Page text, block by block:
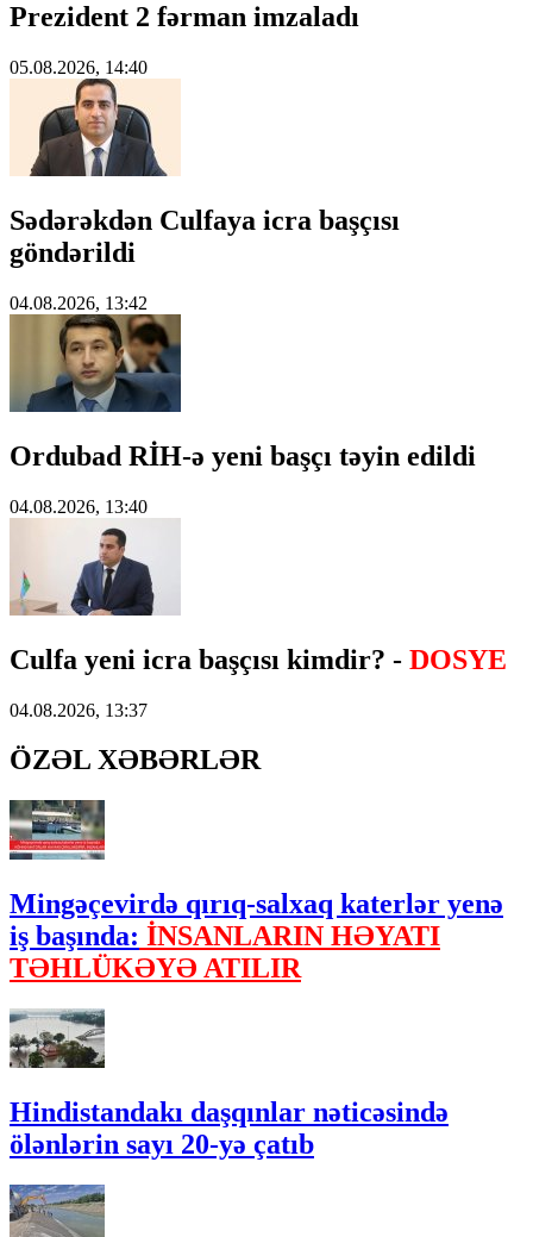
Prezident 2 fərman imzaladı
05.08.2026, 14:40
Sədərəkdən Culfaya icra başçısı
göndərildi
04.08.2026, 13:42
Ordubad RİH-ə yeni başçı təyin edildi
04.08.2026, 13:40
Culfa yeni icra başçısı kimdir? - DOSYE
04.08.2026, 13:37
ÖZƏL XƏBƏRLƏR
Mingəçevirdə qırıq-salxaq katerlər yenə
iş başında: İNSANLARIN HƏYATI
TƏHLÜKƏYƏ ATILIR
Hindistandakı daşqınlar nəticəsində
ölənlərin sayı 20-yə çatıb